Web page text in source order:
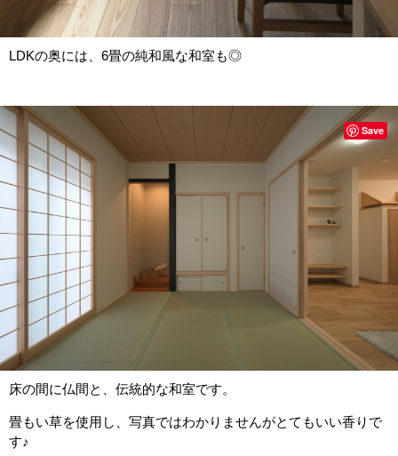
LDKの奥には、6畳の純和風な和室も◎
床の間に仏間と、伝統的な和室です。
畳もい草を使用し、写真ではわかりませんがとてもいい香りで
す♪
Save